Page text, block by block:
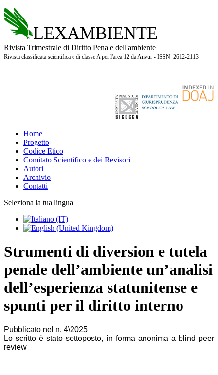
LEXAMBIENTE
Rivista Trimestrale di Diritto Penale dell'ambiente
Rivista classificata scientifica e di classe A per l'area 12 da Anvur - ISSN 2612-2113
Home
Progetto
Codice Etico
Comitato Scientifico e dei Revisori
Autori
Archivio
Contatti
Seleziona la tua lingua
Strumenti di diversion e tutela
penale dell’ambiente un’analisi
dell’esperienza statunitense e
spunti per il diritto interno
Pubblicato nel n. 4\2025
Lo scritto è stato sottoposto, in forma anonima a blind peer
review